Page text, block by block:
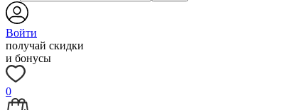
Войти
получай скидки
и бонусы
0